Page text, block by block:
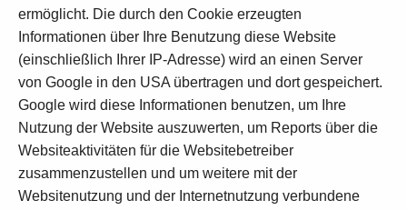
ermöglicht. Die durch den Cookie erzeugten
Informationen über Ihre Benutzung diese Website
(einschließlich Ihrer IP-Adresse) wird an einen Server
von Google in den USA übertragen und dort gespeichert.
Google wird diese Informationen benutzen, um Ihre
Nutzung der Website auszuwerten, um Reports über die
Websiteaktivitäten für die Websitebetreiber
zusammenzustellen und um weitere mit der
Websitenutzung und der Internetnutzung verbundene